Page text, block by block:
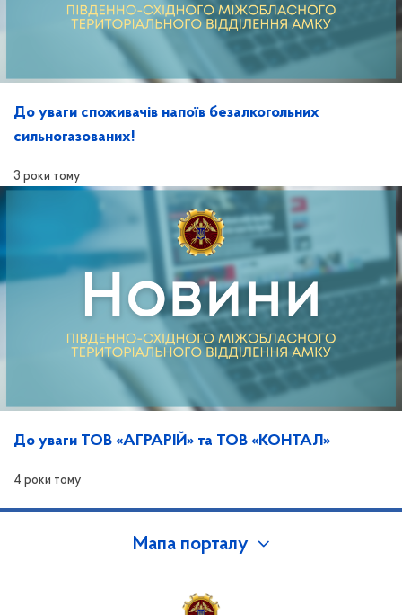
До уваги споживачів напоїв безалкогольних
сильногазованих!
3 роки тому
До уваги ТОВ «АГРАРІЙ» та ТОВ «КОНТАЛ»
4 роки тому
Мапа порталу